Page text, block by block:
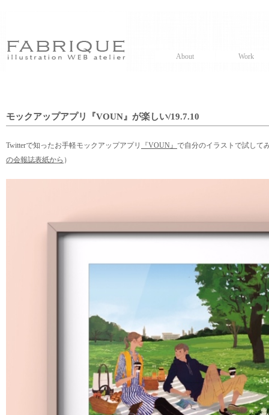
About Work
モックアップアプリ『VOUN』が楽しい/19.7.10
Twitterで知ったお手軽モックアップアプリ 『VOUN』 で自分のイラストで試して
の会報誌表紙から ）